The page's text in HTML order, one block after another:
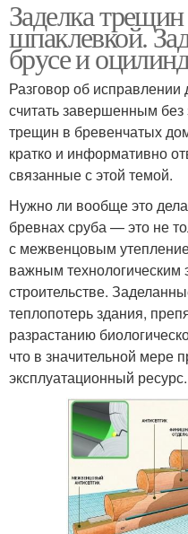
Заделка
шпаклевкой.
брусе и
Разговор об
считать завершенным
трещин в бревенчатых
кратко и информативно
связанные с этой темой.
Нужно ли вообще это
бревнах сруба — это не
с межвенцовым
важным
строительстве.
теплопотерь здания,
разрастанию
что в значительной мере
эксплуатационный ресурс.